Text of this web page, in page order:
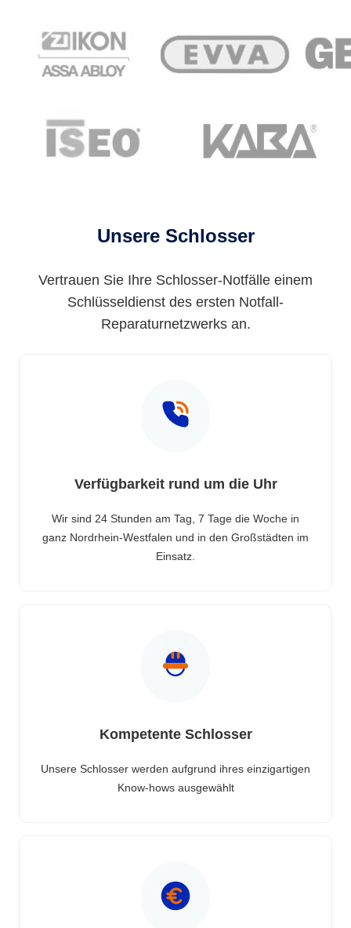
Unsere Schlosser
Vertrauen Sie Ihre Schlosser-Notfälle einem
Schlüsseldienst des ersten Notfall-
Reparaturnetzwerks an.
Verfügbarkeit rund um die Uhr
Wir sind 24 Stunden am Tag, 7 Tage die Woche in
ganz Nordrhein-Westfalen und in den Großstädten im
Einsatz.
Kompetente Schlosser
Unsere Schlosser werden aufgrund ihres einzigartigen
Know-hows ausgewählt